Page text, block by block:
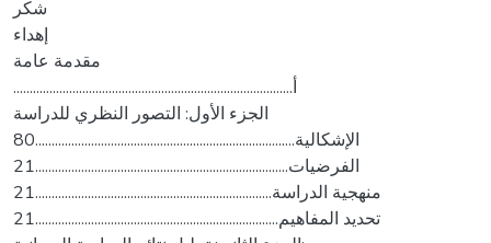
شكر
إهداء
مقدمة عامة
.....................................................................................أ
الجزء الأول: التصور النظري للدراسة
الإشكالية...............................................................................80
الفرضيات.............................................................................21
منهجية الدراسة........................................................................21
تحديد المفاهيم..........................................................................21